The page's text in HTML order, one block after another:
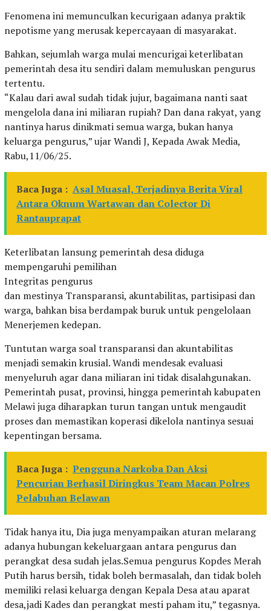
Fenomena ini memunculkan kecurigaan adanya praktik
nepotisme yang merusak kepercayaan di masyarakat.
Bahkan, sejumlah warga mulai mencurigai keterlibatan
pemerintah desa itu sendiri dalam memuluskan pengurus
tertentu.
“Kalau dari awal sudah tidak jujur, bagaimana nanti saat
mengelola dana ini miliaran rupiah? Dan dana rakyat, yang
nantinya harus dinikmati semua warga, bukan hanya
keluarga pengurus,” ujar Wandi J, Kepada Awak Media,
Rabu,11/06/25.
Baca Juga : Asal Muasal, Terjadinya Berita Viral
Antara Oknum Wartawan dan Colector Di
Rantauprapat
Keterlibatan lansung pemerintah desa diduga
mempengaruhi pemilihan
Integritas pengurus
dan mestinya Transparansi, akuntabilitas, partisipasi dan
warga, bahkan bisa berdampak buruk untuk pengelolaan
Menerjemen kedepan.
Tuntutan warga soal transparansi dan akuntabilitas
menjadi semakin krusial. Wandi mendesak evaluasi
menyeluruh agar dana miliaran ini tidak disalahgunakan.
Pemerintah pusat, provinsi, hingga pemerintah kabupaten
Melawi juga diharapkan turun tangan untuk mengaudit
proses dan memastikan koperasi dikelola nantinya sesuai
kepentingan bersama.
Baca Juga : Pengguna Narkoba Dan Aksi
Pencurian Berhasil Diringkus Team Macan Polres
Pelabuhan Belawan
Tidak hanya itu, Dia juga menyampaikan aturan melarang
adanya hubungan kekeluargaan antara pengurus dan
perangkat desa sudah jelas.Semua pengurus Kopdes Merah
Putih harus bersih, tidak boleh bermasalah, dan tidak boleh
memiliki relasi keluarga dengan Kepala Desa atau aparat
desa,jadi Kades dan perangkat mesti paham itu,” tegasnya.